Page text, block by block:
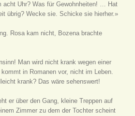
acht Uhr? Was für Gewohnheiten! … Hat
übrig? Wecke sie. Schicke sie hierher.»
Rosa kam nicht, Bozena brachte
Man wird nicht krank wegen einer
in Romanen vor, nicht im Leben.
krank? Das wäre sehenswert!
er über den Gang, kleine Treppen auf
Zimmer zu dem der Tochter scheint